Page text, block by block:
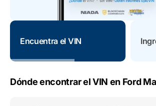
Encuentra el VIN
Dónde encontrar el VIN en Ford